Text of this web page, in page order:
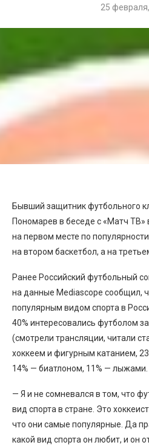
25
Бывший защитник футбольного
Пономарев в беседе с «Матч ТВ»
на первом месте по
на втором баскетбол, а на
Ранее Российский футбольный
на данные Mediascope сообщил,
популярным видом спорта в
40% интересовались футболом
(смотрели трансляции, читали
хоккеем и фигурным катанием,
14% — биатлоном, 11% — лыжами.
— Я и не сомневался в том, что
вид спорта в стране. Это
что они самые популярные. Да
какой вид спорта он любит, и он